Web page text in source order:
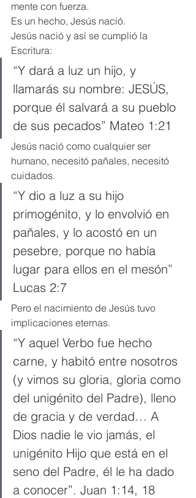
mente con fuerza.
Es un hecho, Jesús nació.
Jesús nació y así se cumplió la
Escritura:
“Y dará a luz un hijo, y
llamarás su nombre: JESÚS,
porque él salvará a su pueblo
de sus pecados” Mateo 1:21
Jesús nació como cualquier ser
humano, necesitó pañales, necesitó
cuidados.
“Y dio a luz a su hijo
primogénito, y lo envolvió en
pañales, y lo acostó en un
pesebre, porque no había
lugar para ellos en el mesón”
Lucas 2:7
Pero el nacimiento de Jesús tuvo
implicaciones eternas.
“Y aquel Verbo fue hecho
carne, y habitó entre nosotros
(y vimos su gloria, gloria como
del unigénito del Padre), lleno
de gracia y de verdad… A
Dios nadie le vio jamás, el
unigénito Hijo que está en el
seno del Padre, él le ha dado
a conocer”. Juan 1:14, 18